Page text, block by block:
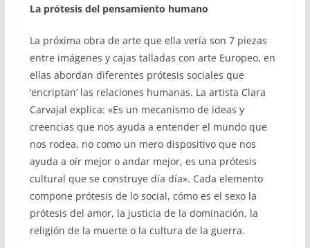
La prótesis del pensamiento humano
La próxima obra de arte que ella vería son 7 piezas
entre imágenes y cajas talladas con arte Europeo, en
ellas abordan diferentes prótesis sociales que
‘encriptan’ las relaciones humanas. La artista Clara
Carvajal explica: «Es un mecanismo de ideas y
creencias que nos ayuda a entender el mundo que
nos rodea, no como un mero dispositivo que nos
ayuda a oír mejor o andar mejor, es una prótesis
cultural que se construye día día». Cada elemento
compone prótesis de lo social, cómo es el sexo la
prótesis del amor, la justicia de la dominación, la
religión de la muerte o la cultura de la guerra.